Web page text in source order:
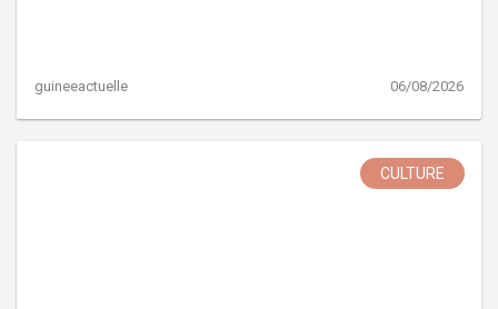
guineeactuelle 06/08/2026
CULTURE